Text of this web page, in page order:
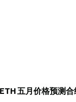
五月价格预测